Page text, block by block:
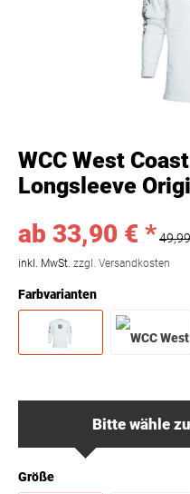
WCC West
Longsleeve
ab 33,90 € *
inkl. MwSt. zzgl. Versandkosten
Farbvarianten
Bitte wähle
Größe